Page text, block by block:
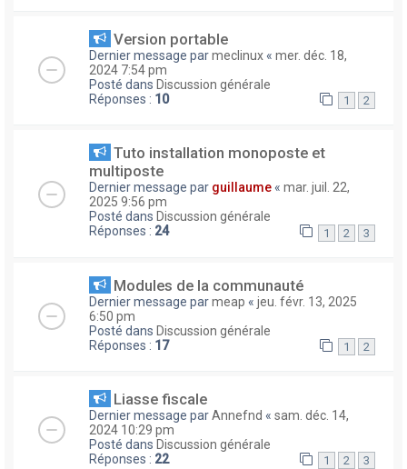
Version portable
Dernier message parmeclinux « mer. déc. 18,
2024 7:54 pm
Posté dans Discussion générale
Réponses : 10 1 2
Tuto installation monoposte et
multiposte
Dernier message par guillaume « mar. juil. 22,
2025 9:56 pm
Posté dans Discussion générale
Réponses : 24 1 2 3
Modules de la communauté
Dernier message parmeap « jeu. févr. 13, 2025
6:50 pm
Posté dans Discussion générale
Réponses : 17 1 2
Liasse fiscale
Dernier message parAnnefnd « sam. déc. 14,
2024 10:29 pm
Posté dans Discussion générale
Réponses : 22 1 2 3